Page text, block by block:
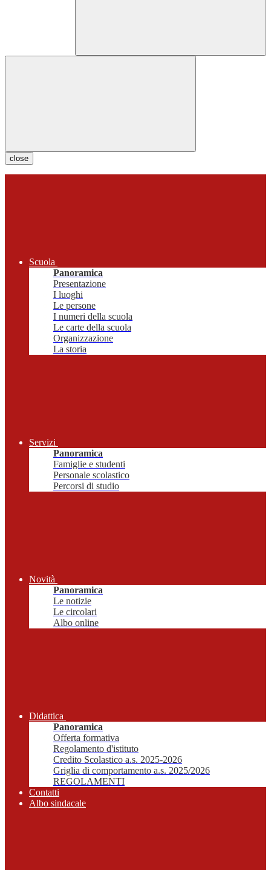
close
Scuola
Panoramica
Presentazione
I luoghi
Le persone
I numeri della scuola
Le carte della scuola
Organizzazione
La storia
Servizi
Panoramica
Famiglie e studenti
Personale scolastico
Percorsi di studio
Novità
Panoramica
Le notizie
Le circolari
Albo online
Didattica
Panoramica
Offerta formativa
Regolamento d'istituto
Credito Scolastico a.s. 2025-2026
Griglia di comportamento a.s. 2025/2026
REGOLAMENTI
Contatti
Albo sindacale